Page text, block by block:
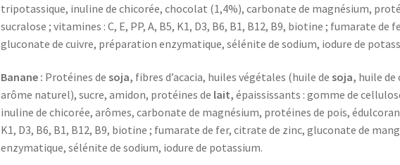
tripotassique, inuline de chicorée, chocolat (1,4%), carbonate de magnésium,
sucralose ; vitamines : C, E, PP, A, B5, K1, D3, B6, B1, B12, B9, biotine ; fumarate
gluconate de cuivre, préparation enzymatique, sélénite de sodium, iodure de
Banane : Protéines desoja, fibres d’acacia, huiles végétales (huile de soja, huile de
arôme naturel), sucre, amidon, protéines de lait, épaississants : gomme de
inuline de chicorée, arômes, carbonate de magnésium, protéines de pois,
K1, D3, B6, B1, B12, B9, biotine ; fumarate de fer, citrate de zinc, gluconate de
enzymatique, sélénite de sodium, iodure de potassium.